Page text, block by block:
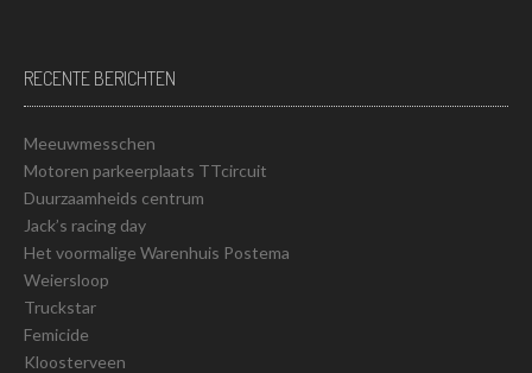
RECENTE BERICHTEN
Meeuwmesschen
Motoren parkeerplaats TTcircuit
Duurzaamheids centrum
Jack’s racing day
Het voormalige Warenhuis Postema
Weiersloop
Truckstar
Femicide
Kloosterveen